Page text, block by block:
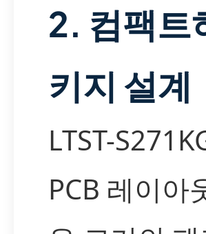
2. 컴팩트
키지 설계
LTST-
PCB 레이아